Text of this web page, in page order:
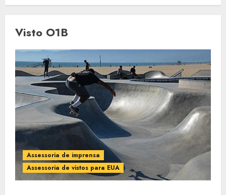
Visto O1B
Assessoria de imprensa
Assessoria de vistos para EUA